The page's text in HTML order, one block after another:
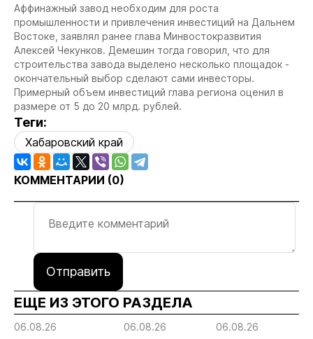
Аффинажный завод необходим для роста
промышленности и привлечения инвестиций на Дальнем
Востоке, заявлял ранее глава Минвостокразвития
Алексей Чекунков. Демешин тогда говорил, что для
строительства завода выделено несколько площадок -
окончательный выбор сделают сами инвесторы.
Примерный объем инвестиций глава региона оценил в
размере от 5 до 20 млрд. рублей.
Теги:
Хабаровский край
КОММЕНТАРИИ (0)
Отправить
ЕЩЕ ИЗ ЭТОГО РАЗДЕЛА
06.08.26 06.08.26 06.08.26